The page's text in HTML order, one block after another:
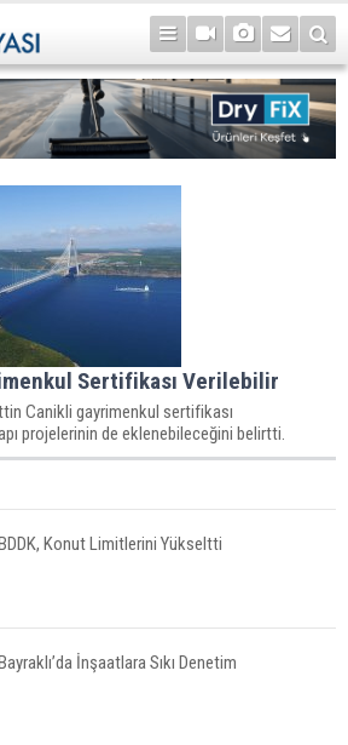
Sertifikası Verilebilir
Canikli gayrimenkul sertifikası
projelerinin de eklenebileceğini belirtti.
Konut Limitlerini Yükseltti
İnşaatlara Sıkı Denetim